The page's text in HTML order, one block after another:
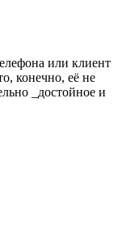
или клиент
конечно, её не
_достойное и